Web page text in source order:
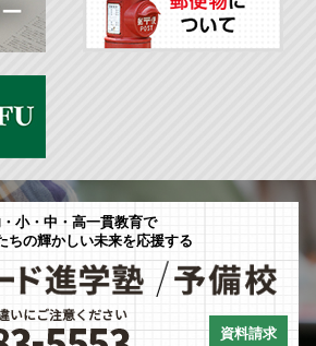
小・中・高一貫教育で
ちの輝かしい未来を応援する
資料請求